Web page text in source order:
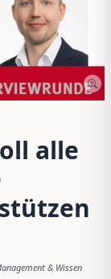
alle
& Wissen